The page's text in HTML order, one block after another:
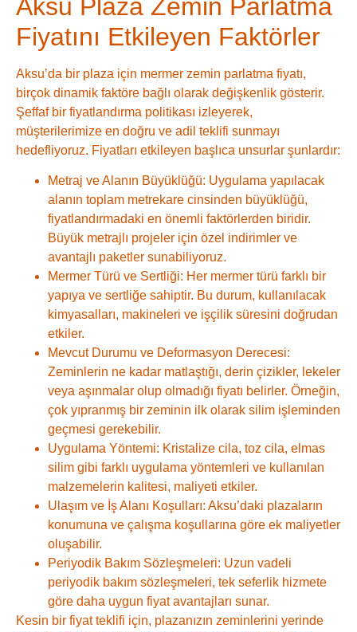
Aksu Plaza Zemin Parlatma
Fiyatını Etkileyen Faktörler
Aksu’da bir plaza için mermer zemin parlatma fiyatı,
birçok dinamik faktöre bağlı olarak değişkenlik gösterir.
Şeffaf bir fiyatlandırma politikası izleyerek,
müşterilerimize en doğru ve adil teklifi sunmayı
hedefliyoruz. Fiyatları etkileyen başlıca unsurlar şunlardır:
Metraj ve Alanın Büyüklüğü: Uygulama yapılacak
alanın toplam metrekare cinsinden büyüklüğü,
fiyatlandırmadaki en önemli faktörlerden biridir.
Büyük metrajlı projeler için özel indirimler ve
avantajlı paketler sunabiliyoruz.
Mermer Türü ve Sertliği: Her mermer türü farklı bir
yapıya ve sertliğe sahiptir. Bu durum, kullanılacak
kimyasalları, makineleri ve işçilik süresini doğrudan
etkiler.
Mevcut Durumu ve Deformasyon Derecesi:
Zeminlerin ne kadar matlaştığı, derin çizikler, lekeler
veya aşınmalar olup olmadığı fiyatı belirler. Örneğin,
çok yıpranmış bir zeminin ilk olarak silim işleminden
geçmesi gerekebilir.
Uygulama Yöntemi: Kristalize cila, toz cila, elmas
silim gibi farklı uygulama yöntemleri ve kullanılan
malzemelerin kalitesi, maliyeti etkiler.
Ulaşım ve İş Alanı Koşulları: Aksu’daki plazaların
konumuna ve çalışma koşullarına göre ek maliyetler
oluşabilir.
Periyodik Bakım Sözleşmeleri: Uzun vadeli
periyodik bakım sözleşmeleri, tek seferlik hizmete
göre daha uygun fiyat avantajları sunar.
Kesin bir fiyat teklifi için, plazanızın zeminlerini yerinde